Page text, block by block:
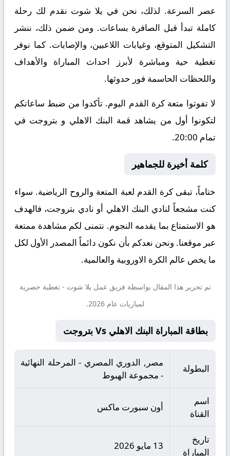
عصر السرعة. لذلك، نحن في يلا شوت نقدم لك رحلة
كاملة تبدأ قبل الصافرة بساعات. ومن ضمن ذلك، ننشر
التشكيل المتوقع، وغيابات اللاعبين، والإصابات. كما نوفر
تغطية حية ومباشرة لأبرز احداث المباراة والأهداف
واللحظات الحاسمة فور حدوثها.
لا تفوتوا متعة كرة القدم اليوم. تأكدوا من ضبط ساعاتكم
لتكونوا أول من يشاهد قمة البنك الاهلي و بتروجت في
تمام 20:00.
كلمة أخيرة للجماهير
ختاماً، تبقى كرة القدم لعبة المتعة والروح الرياضية. سواء
كنت مشجعاً لنادي البنك الاهلي أو نادي بتروجت، فالهدف
هو الاستمتاع بما يقدمه النجوم. نتمنى لكم مشاهدة ممتعة
عبر موقعنا. ونحن نعدكم بأن نكون دائماً المصدر الأول لكل
ما يخص عالم الكرة الاوروبية والعالمية.
تم تحرير هذا المقال بواسطة فريق عمل يلا شوت - تغطية حصرية
لمباريات عام 2026.
بطاقة المباراة البنك الاهلي Vs بتروجت
البطولة
مصر, الدوري المصري - المرحلة النهائية
- مجموعة الهبوط
اسم
القناة
أون سبورت ماكس
تاريخ
المباراة
13 مايو 2026